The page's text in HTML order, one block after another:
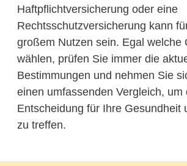
Haftpflichtversicherung oder eine
Rechtsschutzversicherung kann
großem Nutzen sein. Egal welche
wählen, prüfen Sie immer die
Bestimmungen und nehmen Sie
einen umfassenden Vergleich, um
Entscheidung für Ihre Gesundheit
zu treffen.